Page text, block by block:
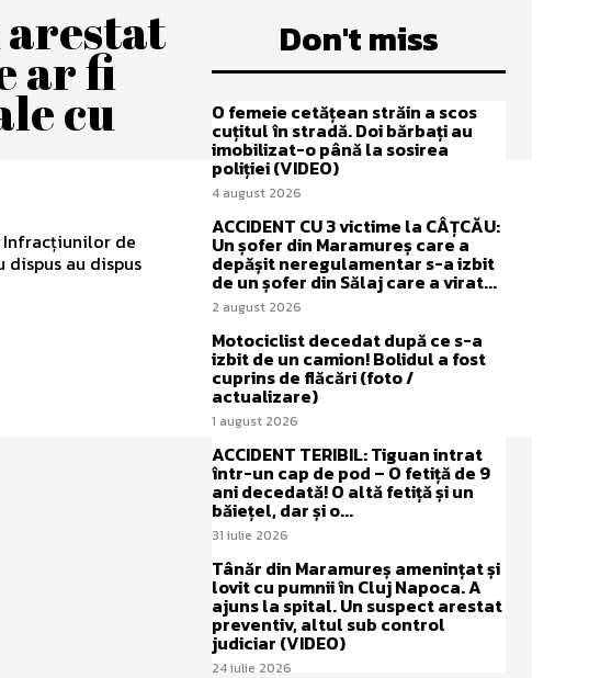
arestat
ar fi
cu
Infracțiunilor de
au dispus
Don't miss
O femeie cetățean străin a scos
cuțitul în stradă. Doi bărbați au
imobilizat-o până la sosirea
poliției (VIDEO)
4 august 2026
ACCIDENT CU 3 victime la CÂȚCĂU:
Un șofer din Maramureș care a
depășit neregulamentar s-a izbit
de un șofer din Sălaj care a virat...
2 august 2026
Motociclist decedat după ce s-a
izbit de un camion! Bolidul a fost
cuprins de flăcări (foto /
actualizare)
1 august 2026
ACCIDENT TERIBIL: Tiguan intrat
într-un cap de pod – O fetiță de 9
ani decedată! O altă fetiță și un
băiețel, dar și o...
31 iulie 2026
Tânăr din Maramureș amenințat și
lovit cu pumnii în Cluj Napoca. A
ajuns la spital. Un suspect arestat
preventiv, altul sub control
judiciar (VIDEO)
24 iulie 2026